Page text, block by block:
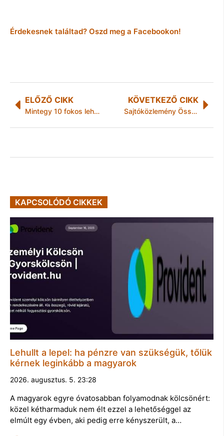
Érdekesnek találtad? Oszd meg a Facebookon!
ELŐZŐ CIKK
Mintegy 10 fokos lehűlés várható a hétvégén
KÖVETKEZŐ CIKK
Sajtóközlemény Összevont Labdajátékok Diákolimpia Országos Döntő IV. korcsoport
KAPCSOLÓDÓ CIKKEK
Lehullt a lepel: ha pénzre van szükségük, tőlük
kérnek leginkább a magyarok
2026. augusztus. 5. 23:28
A magyarok egyre óvatosabban folyamodnak kölcsönért:
közel kétharmaduk nem élt ezzel a lehetőséggel az
elmúlt egy évben, aki pedig erre kényszerült, a…